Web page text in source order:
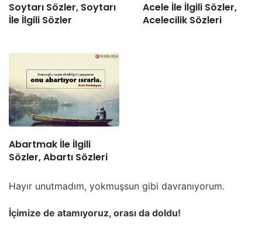
Soytarı Sözler, Soytarı
İle İlgili Sözler
Acele İle İlgili Sözler,
Acelecilik Sözleri
Abartmak İle İlgili
Sözler, Abartı Sözleri
Hayır unutmadım, yokmuşsun gibi davranıyorum.
İçimize de atamıyoruz, orası da doldu!